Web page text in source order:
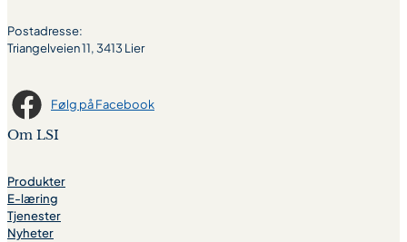
Postadresse:
Triangelveien 11, 3413 Lier
Følg på Facebook
Om LSI
Produkter
E-læring
Tjenester
Nyheter